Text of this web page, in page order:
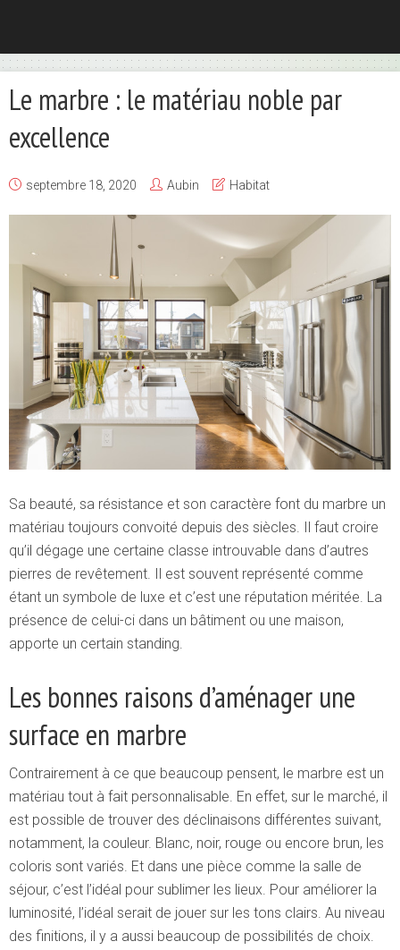
Le marbre : le matériau noble par
excellence
septembre 18, 2020 Aubin Habitat
Sa beauté, sa résistance et son caractère font du marbre un
matériau toujours convoité depuis des siècles. Il faut croire
qu’il dégage une certaine classe introuvable dans d’autres
pierres de revêtement. Il est souvent représenté comme
étant un symbole de luxe et c’est une réputation méritée. La
présence de celui-ci dans un bâtiment ou une maison,
apporte un certain standing.
Les bonnes raisons d’aménager une
surface en marbre
Contrairement à ce que beaucoup pensent, le marbre est un
matériau tout à fait personnalisable. En effet, sur le marché, il
est possible de trouver des déclinaisons différentes suivant,
notamment, la couleur. Blanc, noir, rouge ou encore brun, les
coloris sont variés. Et dans une pièce comme la salle de
séjour, c’est l’idéal pour sublimer les lieux. Pour améliorer la
luminosité, l’idéal serait de jouer sur les tons clairs. Au niveau
des finitions, il y a aussi beaucoup de possibilités de choix.